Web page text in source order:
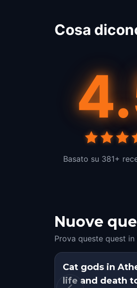
Cosa
Basato su 381+
Nuove
Prova queste quest
Cat gods in
life and death